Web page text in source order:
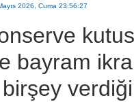
2026, Cuma 23:56:27
bayram
birşey